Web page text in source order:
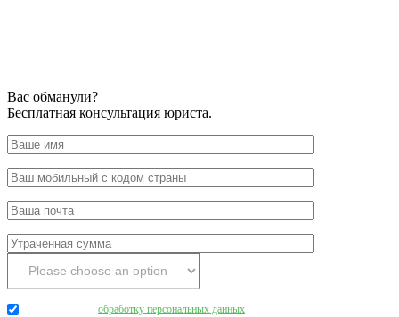
Вас обманули?
Бесплатная консультация юриста.
обработку персональных данных